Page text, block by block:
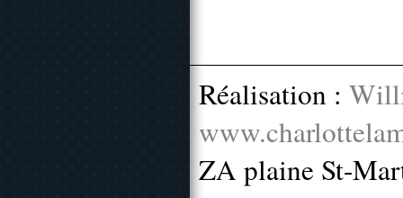
Réalisation :
ZA plaine St-